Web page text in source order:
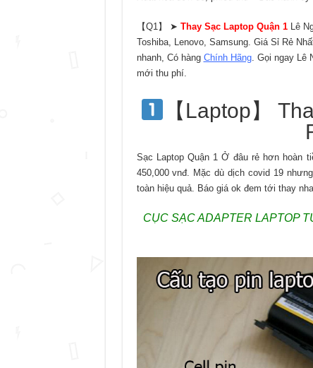
【Q1】 ➤ Thay Sạc Laptop Quận 1Lê
Toshiba, Lenovo, Samsung. Giá Sỉ Rẻ
nhanh, Có hàng Chính Hãng. Gọi ngay Lê
mới thu phí.
【Laptop】
Sạc Laptop Quận 1 Ở đâu rẻ hơn hoàn
450,000 vnđ. Mặc dù dịch covid 19
toàn hiệu quả. Báo giá ok đem tới thay
CỤC SẠC ADAPTER LAPTOP